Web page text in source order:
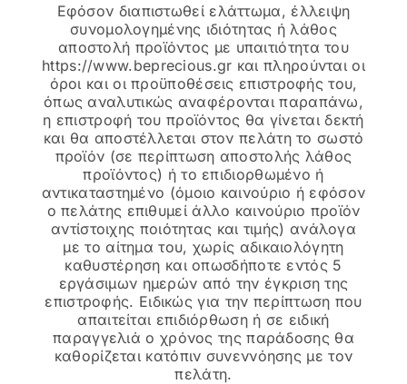
Εφόσον διαπιστωθεί ελάττωμα, έλλειψη
συνομολογημένης ιδιότητας ή λάθος
αποστολή προϊόντος με υπαιτιότητα του
https://www.beprecious.gr και πληρούνται οι
όροι και οι προϋποθέσεις επιστροφής του,
όπως αναλυτικώς αναφέρονται παραπάνω,
η επιστροφή του προϊόντος θα γίνεται δεκτή
και θα αποστέλλεται στον πελάτη το σωστό
προϊόν (σε περίπτωση αποστολής λάθος
προϊόντος) ή το επιδιορθωμένο ή
αντικαταστημένο (όμοιο καινούριο ή εφόσον
ο πελάτης επιθυμεί άλλο καινούριο προϊόν
αντίστοιχης ποιότητας και τιμής) ανάλογα
με το αίτημα του, χωρίς αδικαιολόγητη
καθυστέρηση και οπωσδήποτε εντός 5
εργάσιμων ημερών από την έγκριση της
επιστροφής. Ειδικώς για την περίπτωση που
απαιτείται επιδιόρθωση ή σε ειδική
παραγγελιά ο χρόνος της παράδοσης θα
καθορίζεται κατόπιν συνεννόησης με τον
πελάτη.